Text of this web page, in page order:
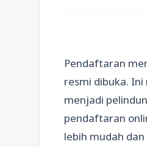
Pendaftaran
resmi dibuka.
menjadi
pendaftaran
lebih mudah